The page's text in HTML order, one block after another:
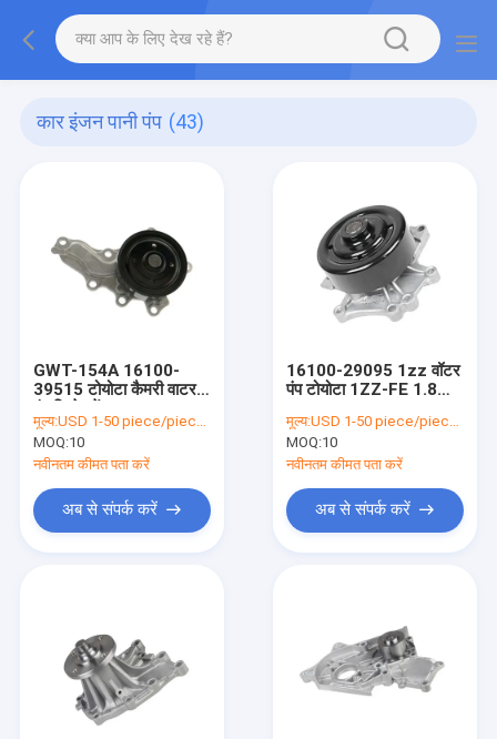
कार इंजन पानी पंप (43)
GWT-154A 16100-
39515 टोयोटा कैमरी वाटर
मूल्य:USD 1-50 piece/pieces
MOQ:10
नवीनतम कीमत पता करें
अब से संपर्क करें
16100-29095 1zz वॉटर
पंप टोयोटा 1ZZ-FE 1.8
मूल्य:USD 1-50 piece/pieces
MOQ:10
नवीनतम कीमत पता करें
अब से संपर्क करें